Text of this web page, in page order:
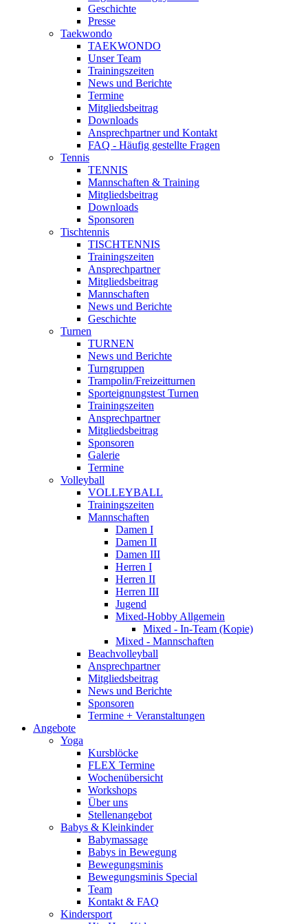
Geschichte
Presse
Taekwondo
TAEKWONDO
Unser Team
Trainingszeiten
News und Berichte
Termine
Mitgliedsbeitrag
Downloads
Ansprechpartner und Kontakt
FAQ - Häufig gestellte Fragen
Tennis
TENNIS
Mannschaften & Training
Mitgliedsbeitrag
Downloads
Sponsoren
Tischtennis
TISCHTENNIS
Trainingszeiten
Ansprechpartner
Mitgliedsbeitrag
Mannschaften
News und Berichte
Geschichte
Turnen
TURNEN
News und Berichte
Turngruppen
Trampolin/Freizeitturnen
Sporteignungstest Turnen
Trainingszeiten
Ansprechpartner
Mitgliedsbeitrag
Sponsoren
Galerie
Termine
Volleyball
VOLLEYBALL
Trainingszeiten
Mannschaften
Damen I
Damen II
Damen III
Herren I
Herren II
Herren III
Jugend
Mixed-Hobby Allgemein
Mixed - In-Team (Kopie)
Mixed - Mannschaften
Beachvolleyball
Ansprechpartner
Mitgliedsbeitrag
News und Berichte
Sponsoren
Termine + Veranstaltungen
Angebote
Yoga
Kursblöcke
FLEX Termine
Wochenübersicht
Workshops
Über uns
Stellenangebot
Babys & Kleinkinder
Babymassage
Babys in Bewegung
Bewegungsminis
Bewegungsminis Special
Team
Kontakt & FAQ
Kindersport